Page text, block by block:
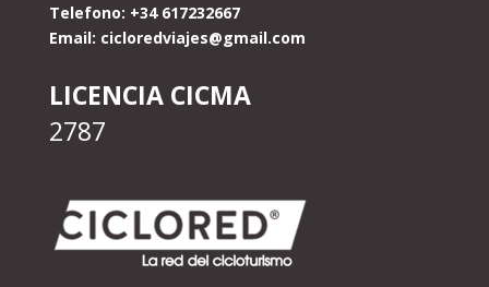
Telefono: +34 617232667
Email: cicloredviajes@gmail.com
LICENCIA CICMA
2787